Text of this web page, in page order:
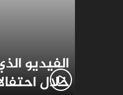
الفيديو
خلال